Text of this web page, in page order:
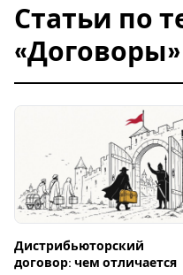
Статьи по
«Договоры»
Дистрибьюторский
договор: чем отличается